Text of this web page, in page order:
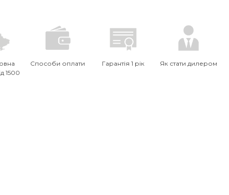
1500
Способи оплати Гарантія 1 рік Як стати дилером